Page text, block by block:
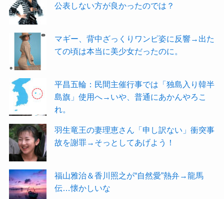
公表しない方が良かったのでは？
マギー、背中ざっくりワンピ姿に反響→出た
ての頃は本当に美少女だったのに。
平昌五輪：民間主催行事では「独島入り韓半
島旗」使用へ→いや、普通にあかんやろこ
れ。
羽生竜王の妻理恵さん「申し訳ない」衝突事
故を謝罪→そっとしてあげよう！
福山雅治＆香川照之が“自然愛”熱弁→龍馬
伝…懐かしいな